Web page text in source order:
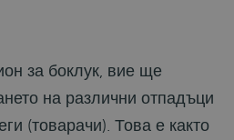
за боклук, вие ще
на различни отпадъци
(товарачи). Това е както